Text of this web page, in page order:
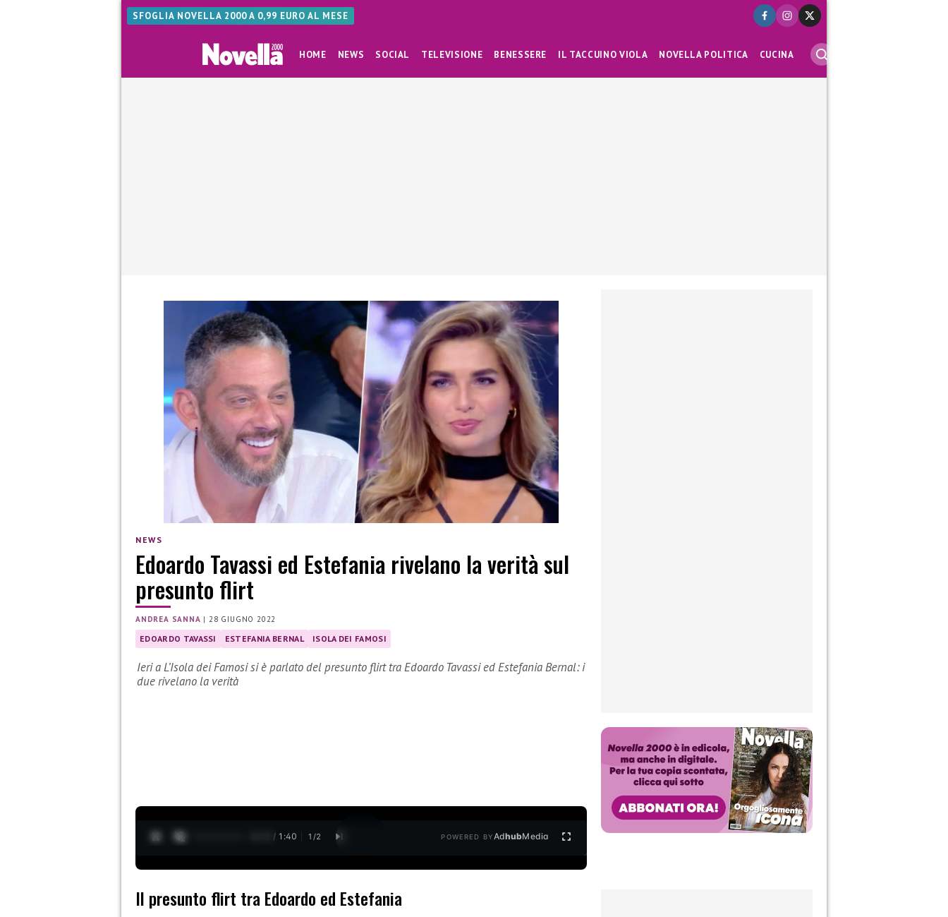
SFOGLIA NOVELLA 2000 A 0,99 EURO AL MESE
HOME NEWS SOCIAL TELEVISIONE BENESSERE IL TACCUINO VIOLA NOVELLA POLITICA CUCINA
NEWS
Edoardo Tavassi ed Estefania rivelano la verità sul
presunto flirt
ANDREA SANNA |28 GIUGNO 2022
EDOARDO TAVASSI ESTEFANIA BERNAL ISOLA DEI FAMOSI
Ieri a L’Isola dei Famosi si è parlato del presunto flirt tra Edoardo Tavassi ed Estefania Bernal: i
due rivelano la verità
0:13 / 1:40 1 /2 POWERED BYAdhubMedia
Il presunto flirt tra Edoardo ed Estefania